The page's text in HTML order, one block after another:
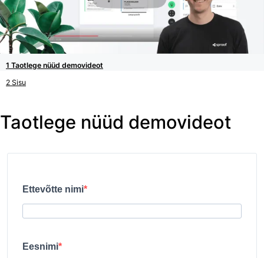
Taotlege nüüd demovideot
Sisu
Taotlege nüüd demovideot
Ettevõtte nimi
Eesnimi